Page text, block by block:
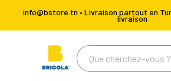
info@bstore.tn • Livraison partout en
livraison